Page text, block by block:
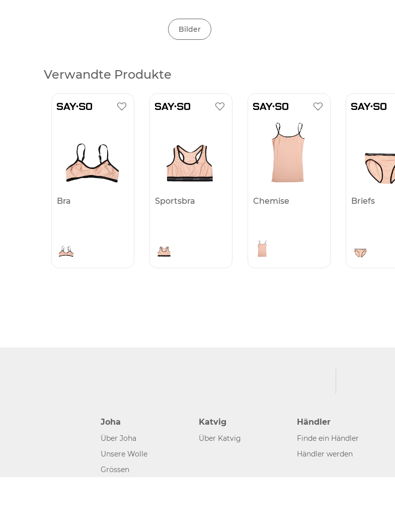
Bilder
Verwandte Produkte
Bra Sportsbra Chemise Briefs
Joha
Über Joha
Unsere Wolle
Grössen
Katvig
Über Katvig
Händler
Finde ein Händler
Händler werden